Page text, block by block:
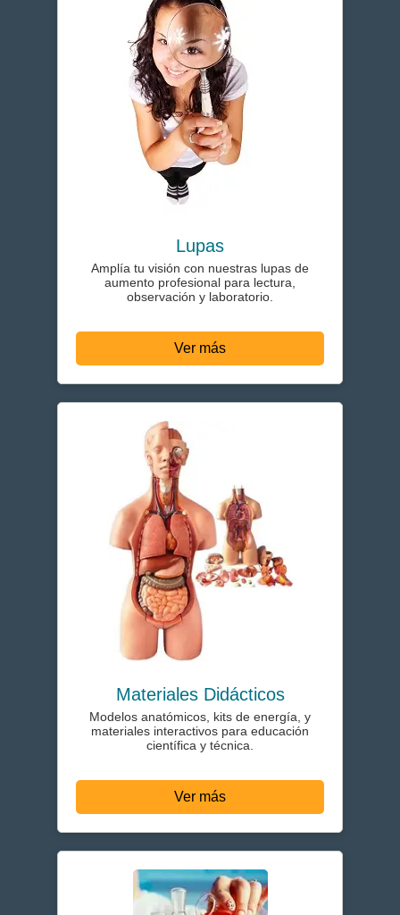
Lupas
Amplía tu visión con nuestras lupas de
aumento profesional para lectura,
observación y laboratorio.
Ver más
Materiales Didácticos
Modelos anatómicos, kits de energía, y
materiales interactivos para educación
científica y técnica.
Ver más